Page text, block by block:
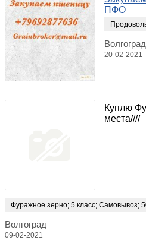
ПФО
Волгоград
20-02-2021
Куплю
места////
Фуражное зерно; 5 класс; Самовывоз;
Волгоград
09-02-2021